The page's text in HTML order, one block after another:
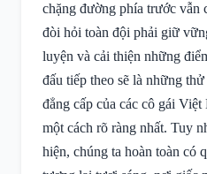
chặng đường phía trước vẫn
đòi hỏi toàn đội phải giữ
luyện và cải thiện những
đấu tiếp theo sẽ là những
đẳng cấp của các cô gái
một cách rõ ràng nhất. Tuy
hiện, chúng ta hoàn toàn có